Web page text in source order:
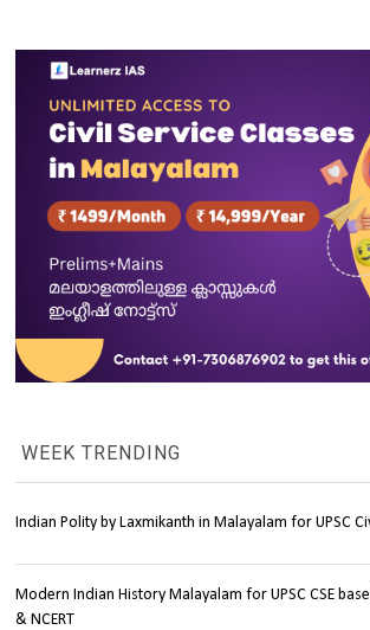
WEEK TRENDING
Indian Polity by Laxmikanth in Malayalam for UPSC
Modern Indian History Malayalam for UPSC CSE
& NCERT